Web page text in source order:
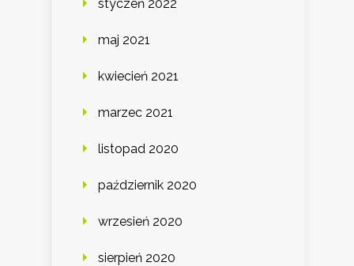
styczeń 2022
maj 2021
kwiecień 2021
marzec 2021
listopad 2020
październik 2020
wrzesień 2020
sierpień 2020